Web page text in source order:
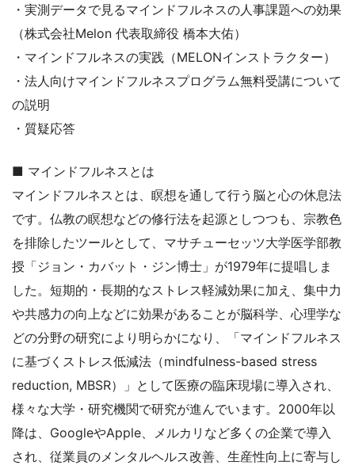
・実測データで見るマインドフルネスの人事課題への効果
（株式会社Melon 代表取締役 橋本大佑）
・マインドフルネスの実践（MELONインストラクター）
・法人向けマインドフルネスプログラム無料受講について
の説明
・質疑応答
■ マインドフルネスとは
マインドフルネスとは、瞑想を通して行う脳と心の休息法
です。仏教の瞑想などの修行法を起源としつつも、宗教色
を排除したツールとして、マサチューセッツ大学医学部教
授「ジョン・カバット・ジン博士」が1979年に提唱しま
した。短期的・長期的なストレス軽減効果に加え、集中力
や共感力の向上などに効果があることが脳科学、心理学な
どの分野の研究により明らかになり、「マインドフルネス
に基づくストレス低減法（mindfulness-based stress
reduction, MBSR）」として医療の臨床現場に導入され、
様々な大学・研究機関で研究が進んでいます。2000年以
降は、GoogleやApple、メルカリなど多くの企業で導入
され、従業員のメンタルヘルス改善、生産性向上に寄与し